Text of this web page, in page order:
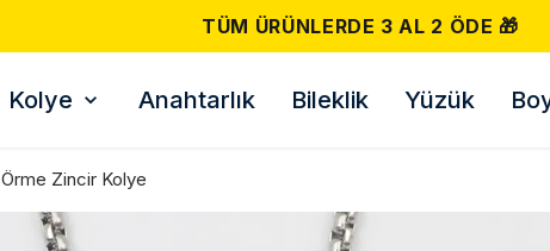
Kolye Anahtarlık Bileklik Yüzük
Örme Zincir Kolye